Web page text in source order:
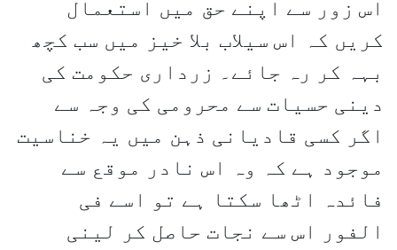
اس زور سے اپنے حق میں استعمال
کریں کہ اس سیلاب بلا خیز میں سب کچھ
بہہ کر رہ جائے۔ زرداری حکومت کی
دینی حسیات سے محرومی کی وجہ سے
اگر کسی قادیانی ذہن میں یہ خناسیت
موجود ہے کہ وہ اس نادر موقع سے
فائدہ اٹھا سکتا ہے تو اسے فی
الفور اس سے نجات حاصل کر لینی